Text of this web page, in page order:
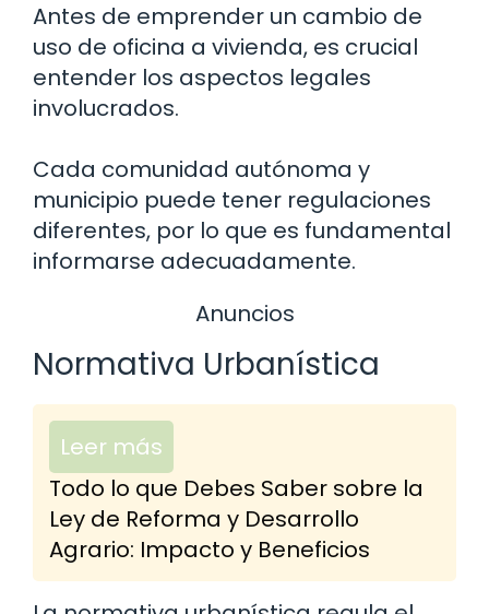
Antes de emprender un cambio de
uso de oficina a vivienda, es crucial
entender los aspectos legales
involucrados.
Cada comunidad autónoma y
municipio puede tener regulaciones
diferentes, por lo que es fundamental
informarse adecuadamente.
Anuncios
Normativa Urbanística
Leer más
Todo lo que Debes Saber sobre la
Ley de Reforma y Desarrollo
Agrario: Impacto y Beneficios